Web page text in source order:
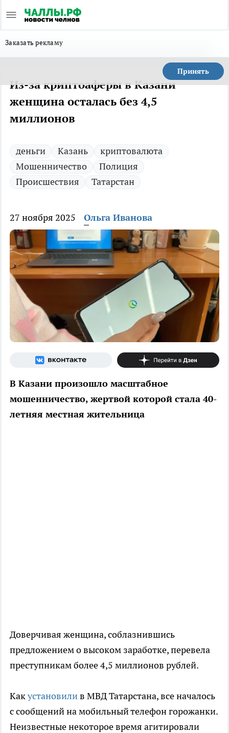
Заказать рекламу
Принять
Из-за криптоаферы в Казани
женщина осталась без 4,5
миллионов
деньги Казань
криптовалюта
Мошенничество
Полиция
Происшествия
Татарстан
27 ноября 2025 Ольга Иванова
В Казани произошло масштабное
мошенничество, жертвой которой стала 40-
летняя местная жительница
Доверчивая женщина, соблазнившись
предложением о высоком заработке, перевела
преступникам более 4,5 миллионов рублей.
Какустановилив МВД Татарстана, все началось
с сообщений на мобильный телефон горожанки.
Неизвестные некоторое время агитировали